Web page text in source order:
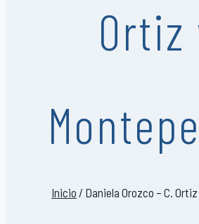
Ortiz
Inicio / Daniela Orozco – C.